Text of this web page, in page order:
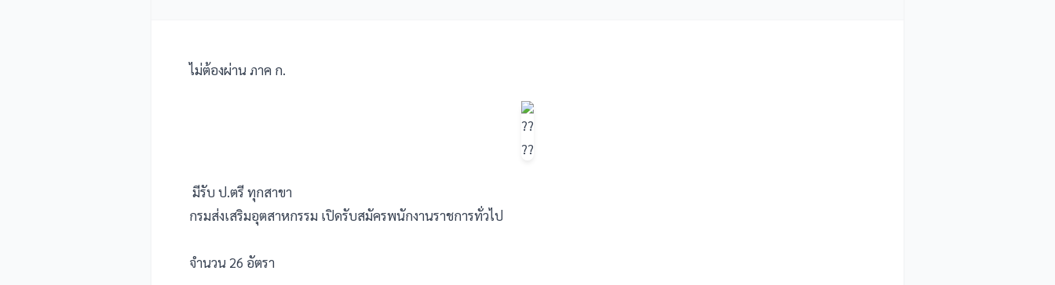
ไม่ต้องผ่าน ภาค ก.
มีรับ ป.ตรี ทุกสาขา
กรมส่งเสริมอุตสาหกรรม เปิดรับสมัครพนักงานราชการทั่วไป
จำนวน 26 อัตรา